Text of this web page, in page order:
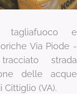
tagliafuoco e
Via Piode -
strada
delle acque
(VA).